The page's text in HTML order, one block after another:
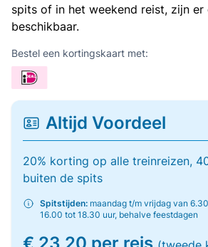
spits of in het weekend reist, zijn
beschikbaar.
Bestel een kortingskaart met:
Altijd Voordeel
20% korting op alle treinreizen,
buiten de spits
Spitstijden: maandag t/m vrijdag van
16.00 tot 18.30 uur, behalve feestdagen